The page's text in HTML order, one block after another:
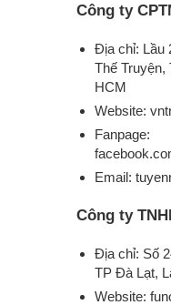
Công ty
Địa chỉ: Lầu
Thế Truyện,
HCM
Website:
Fanpage:
Email:
Công ty
Địa chỉ: Số
TP Đà Lạt,
Website: